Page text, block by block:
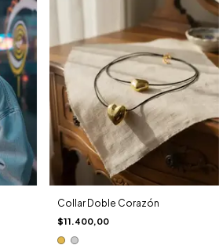
Collar Doble Corazón
$11.400,00